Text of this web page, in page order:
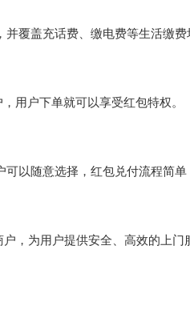
覆盖充话费、缴电费等生活缴
用户下单就可以享受红包特权。
以随意选择，红包兑付流程简
，为用户提供安全、高效的上门